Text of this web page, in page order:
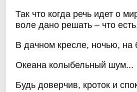
Так что когда речь идет о
воле дано решать – что
В дачном кресле, ночью, на
Океана колыбельный шум...
Будь доверчив, кроток и